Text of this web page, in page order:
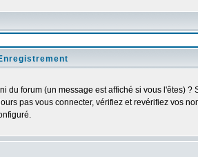
forum (un message est affiché si vous l'êtes)
pas vous connecter, vérifiez et revérifiez vos